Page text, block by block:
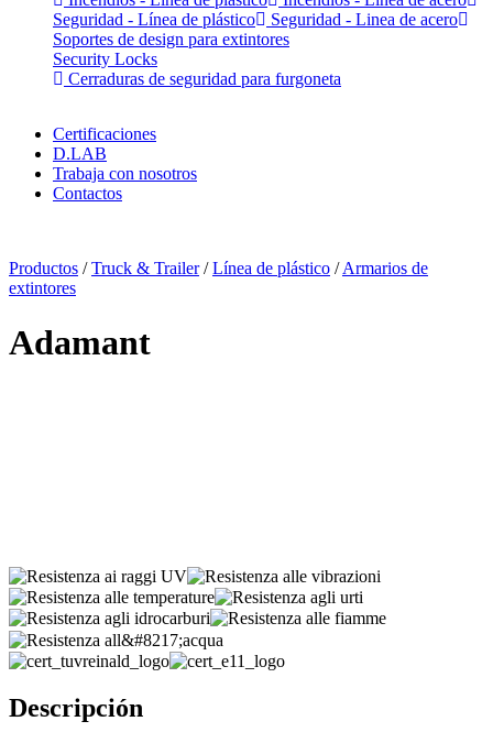
Seguridad - Línea de plástico
Seguridad - Linea de acero
Soportes de design para extintores
Security Locks
Cerraduras de seguridad para furgoneta
Certificaciones
D.LAB
Trabaja con nosotros
Contactos
Productos /Truck & Trailer/Línea de plástico /Armarios de
extintores
Adamant
Descripción